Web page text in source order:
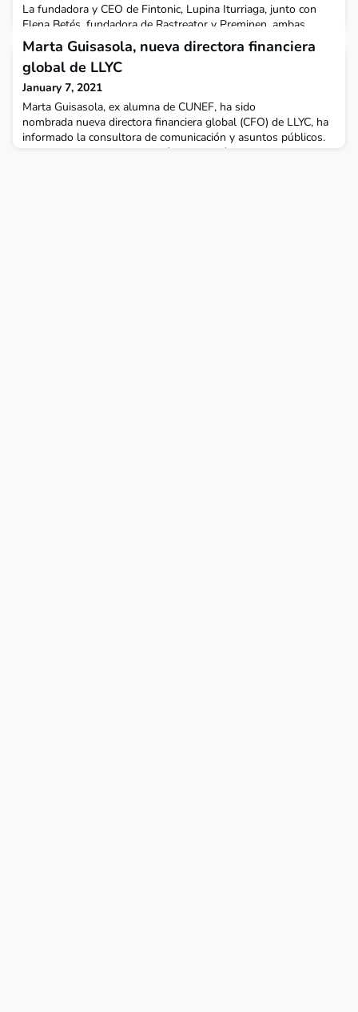
La fundadora y CEO de Fintonic, Lupina Iturriaga, junto con
Elena Betés, fundadora de Rastreator y Preminen, ambas
exalumnas de CUNEF, han sido reconocidas dentro de las 25
personas más influyentes en España en el área de
emprendimiento según el portal merca2.es. Lupina Iturriaga es
licenciada en Administración y Dirección de Empresas en
CUNEF, inicio su carrera en diversas compañías dedicadas a l
Marta Guisasola, nueva directora financiera
global de LLYC
January 7, 2021
Marta Guisasola, ex alumna de CUNEF, ha sido
nombrada nueva directora financiera global (CFO) de LLYC, ha
informado la consultora de comunicación y asuntos públicos.
Es licenciada en Administración y Dirección de Empresas por la